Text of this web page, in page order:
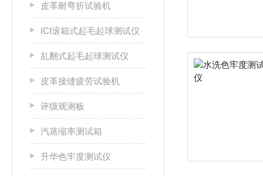
皮革耐弯折试验机
ICI滚箱式起毛起球测试仪
乱翻式起毛起球测试仪
皮革接缝疲劳试验机
评级观测板
汽蒸缩率测试箱
升华色牢度测试仪